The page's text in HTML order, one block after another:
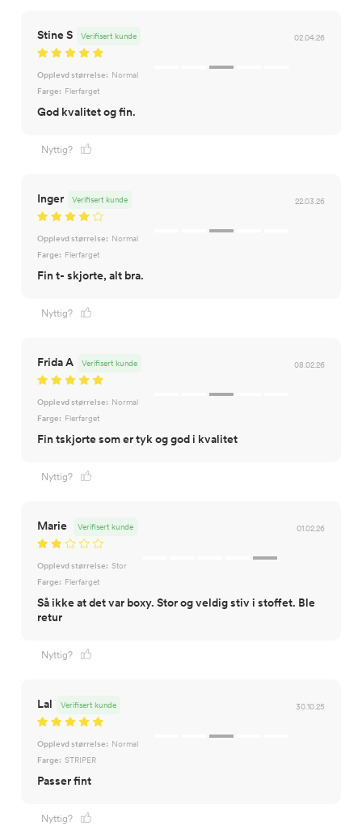
Stine S 02.04.26
Verifisert kunde
Opplevd størrelse: Normal
Farge: Flerfarget
God kvalitet og fin.
Nyttig?
Inger 22.03.26
Verifisert kunde
Opplevd størrelse: Normal
Farge: Flerfarget
Fin t- skjorte, alt bra.
Nyttig?
Frida A 08.02.26
Verifisert kunde
Opplevd størrelse: Normal
Farge: Flerfarget
Fin tskjorte som er tyk og god i kvalitet
Nyttig?
Marie 01.02.26
Verifisert kunde
Opplevd størrelse: Stor
Farge: Flerfarget
Så ikke at det var boxy. Stor og veldig stiv i stoffet. Ble
retur
Nyttig?
Lal 30.10.25
Verifisert kunde
Opplevd størrelse: Normal
Farge: STRIPER
Passer fint
Nyttig?